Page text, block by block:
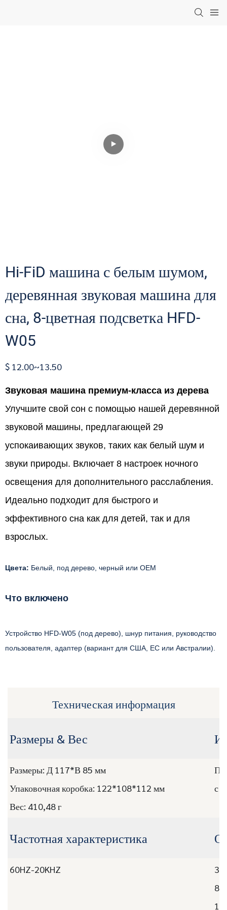
Hi-FiD машина с белым шумом,
деревянная звуковая машина для
сна, 8-цветная подсветка HFD-
W05
$ 12.00~13.50
Звуковая машина премиум-класса из дерева
Улучшите свой сон с помощью нашей деревянной
звуковой машины, предлагающей 29
успокаивающих звуков, таких как белый шум и
звуки природы. Включает 8 настроек ночного
освещения для дополнительного расслабления.
Идеально подходит для быстрого и
эффективного сна как для детей, так и для
взрослых.
Цвета: Белый, под дерево, черный или OEM
Что включено
Устройство HFD-W05 (под дерево), шнур питания, руководство
пользователя, адаптер (вариант для США, ЕС или Австралии).
Техническая информация
Размеры & Вес
Размеры: Д 117*В 85 мм
Упаковочная коробка: 122*108*112 мм
Вес: 410,48 г
с
Частотная характеристика
60HZ-20KHZ
31
8
15